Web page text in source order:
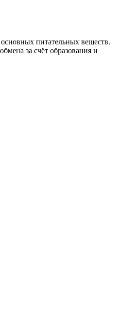
питательных веществ.
за счёт образования и